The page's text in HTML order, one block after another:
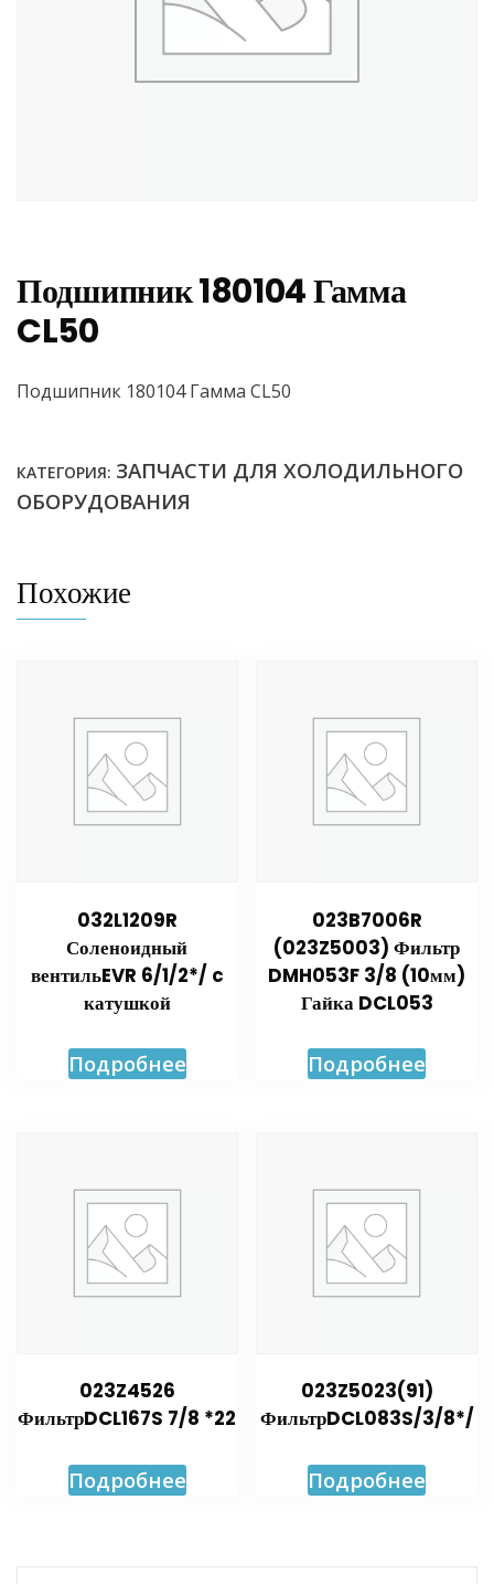
Подшипник 180104 Гамма
CL50
Подшипник 180104 Гамма CL50
КАТЕГОРИЯ: ЗАПЧАСТИ ДЛЯ ХОЛОДИЛЬНОГО
ОБОРУДОВАНИЯ
Похожие
032L1209R
Соленоидный
вентильEVR 6/1/2*/ c
катушкой
Подробнее
023B7006R
(023Z5003) Фильтр
DMH053F 3/8 (10мм)
Гайка DCL053
Подробнее
023Z4526
ФильтрDCL167S 7/8 *22
Подробнее
023Z5023(91)
ФильтрDCL083S/3/8*/
Подробнее